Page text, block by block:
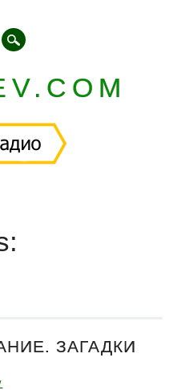
ЗАГАДКИ